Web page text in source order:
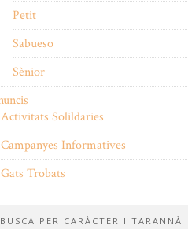
Petit
Sabueso
Sènior
Activitats Solildaries
Campanyes Informatives
Gats Trobats
BUSCA PER CARÀCTER I TARANNÀ